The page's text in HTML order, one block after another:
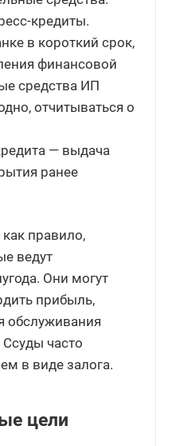
кредиты.
в короткий срок,
финансовой
средства ИП
отчитываться о
— выдача
ранее
правило,
ведут
Они могут
прибыль,
обслуживания
часто
в виде залога.
цели